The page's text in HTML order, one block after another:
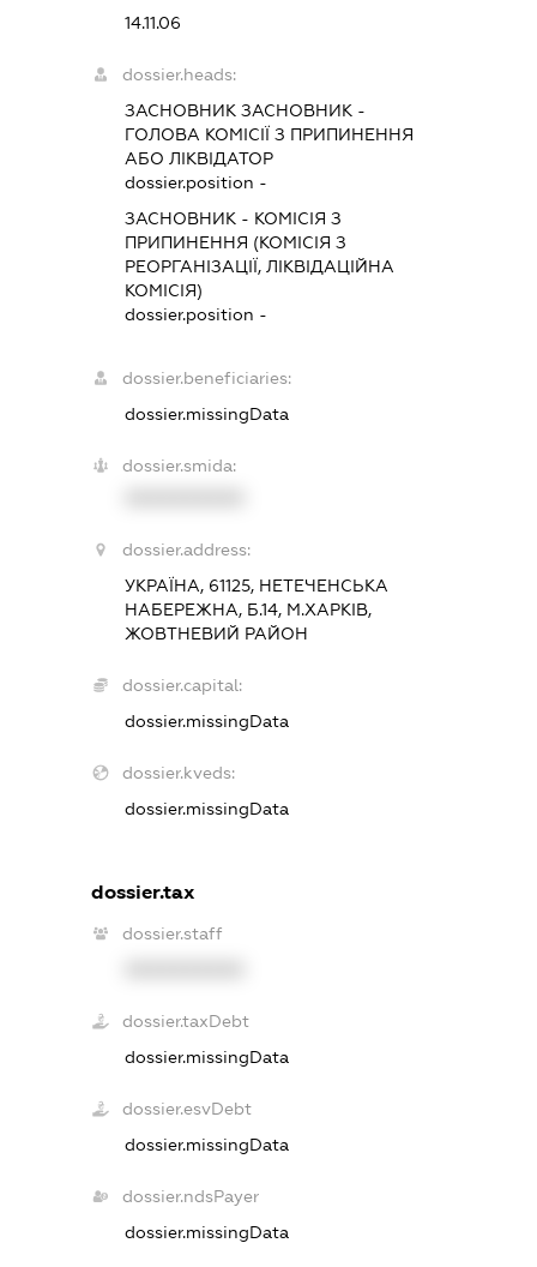
14.11.06
dossier.heads:
ЗАСНОВНИК ЗАСНОВНИК -
ГОЛОВА КОМІСІЇ З ПРИПИНЕННЯ
АБО ЛІКВІДАТОР
dossier.position -
ЗАСНОВНИК - КОМІСІЯ З
ПРИПИНЕННЯ (КОМІСІЯ З
РЕОРГАНІЗАЦІЇ, ЛІКВІДАЦІЙНА
КОМІСІЯ)
dossier.position -
dossier.beneficiaries:
dossier.missingData
dossier.smida:
dossier.address:
УКРАЇНА, 61125, НЕТЕЧЕНСЬКА
НАБЕРЕЖНА, Б.14, М.ХАРКІВ,
ЖОВТНЕВИЙ РАЙОН
dossier.capital:
dossier.missingData
dossier.kveds:
dossier.missingData
dossier.tax
dossier.staff
dossier.taxDebt
dossier.missingData
dossier.esvDebt
dossier.missingData
dossier.ndsPayer
dossier.missingData